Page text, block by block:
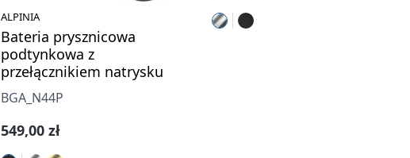
ALPINIA
Bateria prysznicowa
podtynkowa z
przełącznikiem natrysku
BGA_N44P
Cena regularna:
549,00 zł